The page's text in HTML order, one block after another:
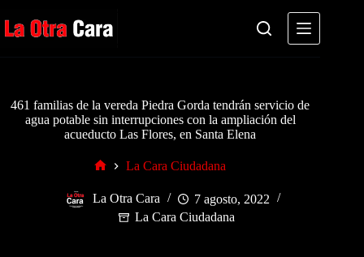
al
contenido
461 familias de la vereda Piedra Gorda tendrán servicio de
agua potable sin interrupciones con la ampliación del
acueducto Las Flores, en Santa Elena
La Cara Ciudadana
La Otra Cara
7 agosto, 2022
La Cara Ciudadana